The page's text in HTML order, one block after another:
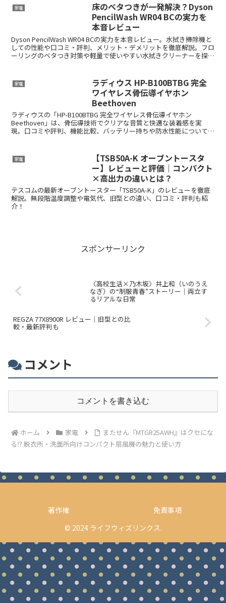
家電
床のベタつきが一発解決？Dyson
PencilWash WR04 BCの実力を
本音レビュー
Dyson PencilWash WR04 BCの実力を本音レビュー。水拭き掃除機と
しての性能や口コミ・評判、メリット・デメリットを徹底解説。フロ
ーリングのベタつき対策や軽量で使いやすい水拭きクリーナーを探し
家電
ラディウス HP-B100BTBG 完全
ワイヤレス骨伝導イヤホン
Beethoven
ラディウスの「HP-B100BTBG 完全ワイヤレス骨伝導イヤホン
Beethoven」は、骨伝導技術でクリアな音質と快適な装着感を実
現。口コミや評判、機能比較、バッテリー持ちや防水性能について詳
家電
【TSB50A-K オーブントースタ
ー】レビューと評価｜コンパクト
×高出力の違いとは？
テスコムの最新オーブントースター「TSB50A-K」のレビューを徹底
解説。無段階温度調整や電気代、旧型との違い、口コミ・評判も紹
介！
スポンサーリンク
〈高校生活×乃木坂〉井上和（いのうえ
なぎ）の“制服青春”ストーリー｜両立す
るリアルな日常
REGZA 77X8900R レビュー｜旧型との比
較・最新評判も
コメント
コメントを書き込む
ホーム 家電
またせん『MTGR25AWH』はクセにな
る⁉ 脱衣所・洗面所向けコンパクト扇風機の魅力と使い方
著作権
免責事項
© 2024 ライフウィズリンクス.